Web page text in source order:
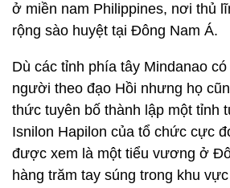
ở miền nam Philippines, nơi thủ
rộng sào huyệt tại Đông Nam Á.
Dù các tỉnh phía tây Mindanao
người theo đạo Hồi nhưng họ
thức tuyên bố thành lập một tỉnh
Isnilon Hapilon của tổ chức cực
được xem là một tiểu vương ở
hàng trăm tay súng trong khu